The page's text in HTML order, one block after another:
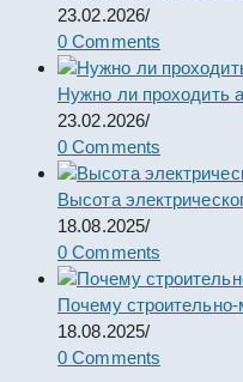
23.02.2026/
0 Comments
Нужно ли проходить
23.02.2026/
0 Comments
Высота
18.08.2025/
0 Comments
Почему
18.08.2025/
0 Comments